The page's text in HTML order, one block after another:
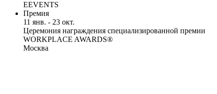
EEVENTS
Премия
11 янв. - 23 окт.
Церемония награждения специализированной премии
WORKPLACE AWARDS®
Москва